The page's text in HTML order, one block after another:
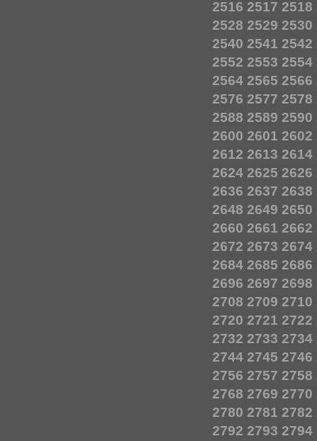
2516 2517 2518
2528 2529 2530
2540 2541 2542
2552 2553 2554
2564 2565 2566
2576 2577 2578
2588 2589 2590
2600 2601 2602
2612 2613 2614
2624 2625 2626
2636 2637 2638
2648 2649 2650
2660 2661 2662
2672 2673 2674
2684 2685 2686
2696 2697 2698
2708 2709 2710
2720 2721 2722
2732 2733 2734
2744 2745 2746
2756 2757 2758
2768 2769 2770
2780 2781 2782
2792 2793 2794